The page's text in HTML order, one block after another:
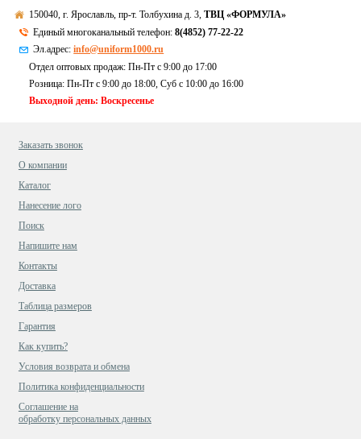
150040, г. Ярославль, пр-т. Толбухина д. 3,ТВЦ «ФОРМУЛА»
Единый многоканальный телефон:8(4852) 77-22-22
Эл.адрес:info@uniform1000.ru
Отдел оптовых продаж: Пн-Пт с 9:00 до 17:00
Розница: Пн-Пт с 9:00 до 18:00, Суб c 10:00 до 16:00
Выходной день: Воскресенье
Заказать звонок
О компании
Каталог
Нанесение лого
Поиск
Напишите нам
Контакты
Доставка
Таблица размеров
Гарантия
Как купить?
Условия возврата и обмена
Политика конфиденциальности
Cоглашение на
обработку персональных данных